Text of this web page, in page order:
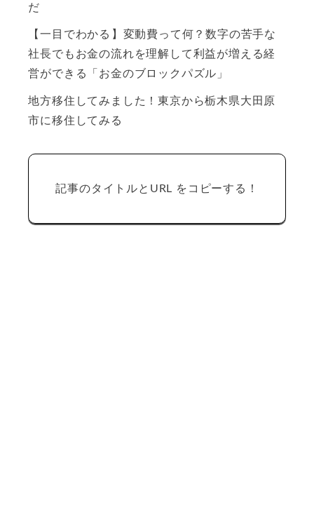
だ
【一目でわかる】変動費って何？数字の苦手な
社長でもお金の流れを理解して利益が増える経
営ができる「お金のブロックパズル」
地方移住してみました！東京から栃木県大田原
市に移住してみる
記事のタイトルとURL をコピーする！